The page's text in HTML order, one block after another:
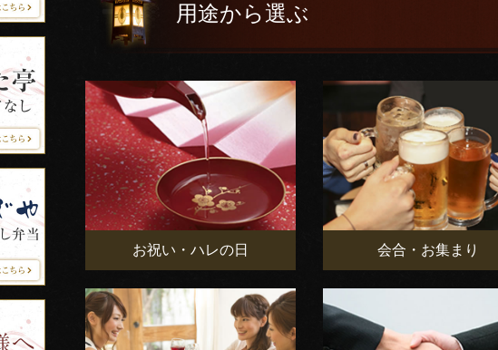
用途から選ぶ
お祝い・ハレの日 会合・お集まり